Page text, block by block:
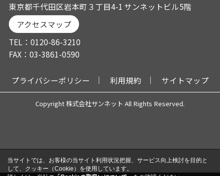
東京都千代田区岩本町３丁目4-1 サンネットビル5階
アクセスマップ
TEL：0120-86-3210
FAX：03-3861-0590
プライバシーポリシー 利用規約 サイトマップ
Copyright 株式会社サンネット All Rights Reserved.
当サイトでは、お客様の当サイト利用状況把握、サービス向上検討を目的と
して、クッキー（Cookie）を使用しています。